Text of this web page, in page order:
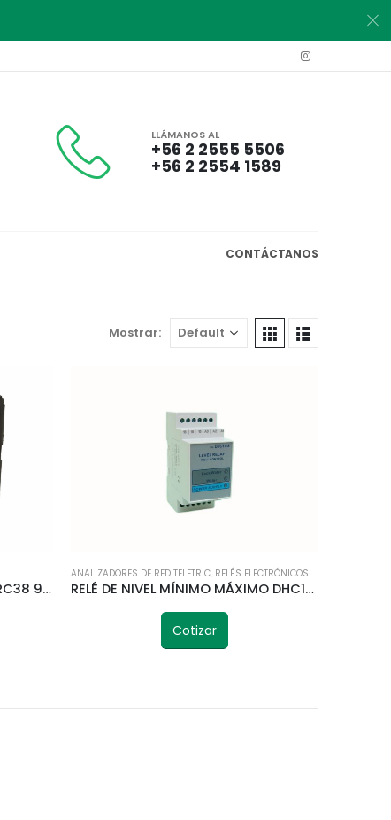
LLÁMANOS AL
+56 2 2555 5506
+56 2 2554 1589
CONTÁCTANOS
Mostrar:
ANALIZADOR DE RED DS9L-W-RC38 96X96MM TELETRIC
ANALIZADORES DE RED TELETRIC, RELÉS ELECTRÓNICOS Y DIGITALES
RELÉ DE NIVEL MÍNIMO MÁXIMO DHC1Y-S 220V TELETRIC
Cotizar